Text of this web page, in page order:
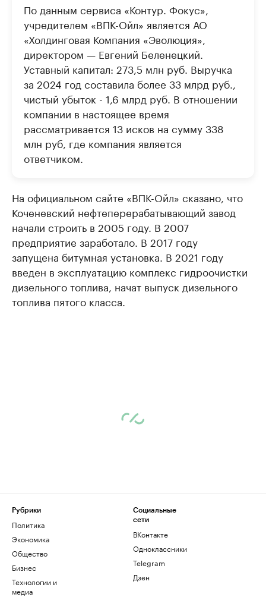
По данным сервиса «Контур. Фокус»,
учредителем «ВПК-Ойл» является АО
«Холдинговая Компания «Эволюция»,
директором — Евгений Беленецкий.
Уставный капитал: 273,5 млн руб. Выручка
за 2024 год составила более 33 млрд руб.,
чистый убыток - 1,6 млрд руб. В отношении
компании в настоящее время
рассматривается 13 исков на сумму 338
млн руб, где компания является
ответчиком.
На официальном сайте «ВПК-Ойл» сказано, что
Коченевский нефтеперерабатывающий завод
начали строить в 2005 году. В 2007
предприятие заработало. В 2017 году
запущена битумная установка. В 2021 году
введен в эксплуатацию комплекс гидроочистки
дизельного топлива, начат выпуск дизельного
топлива пятого класса.
Рубрики
Политика
Экономика
Общество
Бизнес
Технологии и
медиа
Социальные
сети
ВКонтакте
Одноклассники
Telegram
Дзен